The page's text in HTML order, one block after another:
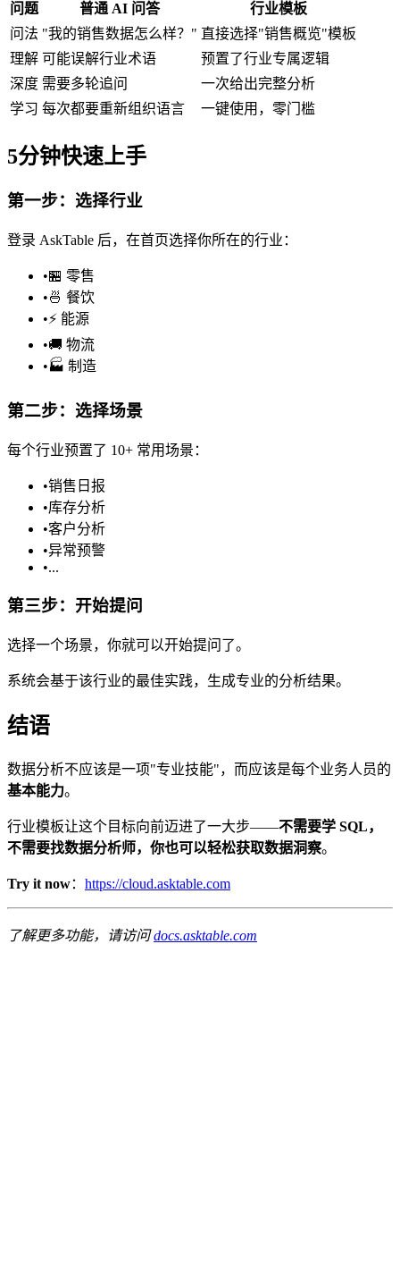
问题 普通 AI 问答
行业模板
问法 "我的销售数据怎么样？" 直接选择"销售概览"模板
理解 可能误解行业术语
预置了行业专属逻辑
深度 需要多轮追问
一次给出完整分析
学习 每次都要重新组织语言 一键使用，零门槛
5分钟快速上手
第一步：选择行业
登录 AskTable 后，在首页选择你所在的行业：
•🏪 零售
•🍜 餐饮
•⚡ 能源
•🚚 物流
•🏭 制造
第二步：选择场景
每个行业预置了 10+ 常用场景：
•销售日报
•库存分析
•客户分析
•异常预警
•...
第三步：开始提问
选择一个场景，你就可以开始提问了。
系统会基于该行业的最佳实践，生成专业的分析结果。
结语
数据分析不应该是一项"专业技能"，而应该是每个业务人员的
基本能力。
行业模板让这个目标向前迈进了一大步——不需要学 SQL，
不需要找数据分析师，你也可以轻松获取数据洞察。
Try it now： https://cloud.asktable.com
了解更多功能，请访问docs.asktable.com